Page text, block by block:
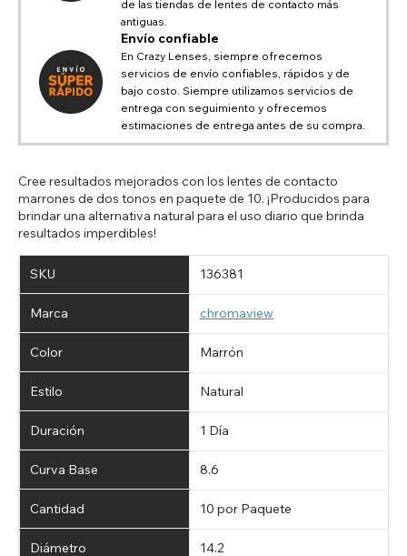
de las tiendas de lentes de contacto más
antiguas.
Envío confiable
En Crazy Lenses, siempre ofrecemos
servicios de envío confiables, rápidos y de
bajo costo. Siempre utilizamos servicios de
entrega con seguimiento y ofrecemos
estimaciones de entrega antes de su compra.
Cree resultados mejorados con los lentes de contacto
marrones de dos tonos en paquete de 10. ¡Producidos para
brindar una alternativa natural para el uso diario que brinda
resultados imperdibles!
SKU 136381
Marca chromaview
Color Marrón
Estilo Natural
Duración 1 Día
Curva Base 8.6
Cantidad 10 por Paquete
Diámetro 14.2